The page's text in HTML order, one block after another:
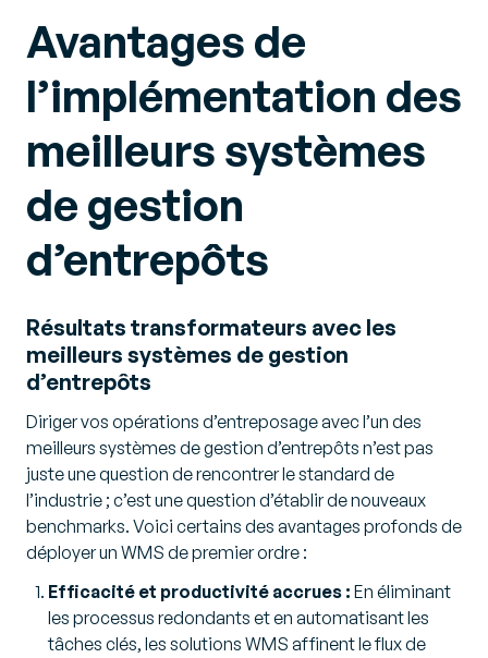
Avantages de
l’implémentation des
meilleurs systèmes
de gestion
d’entrepôts
Résultats transformateurs avec les
meilleurs systèmes de gestion
d’entrepôts
Diriger vos opérations d’entreposage avec l’un des
meilleurs systèmes de gestion d’entrepôts n’est pas
juste une question de rencontrer le standard de
l’industrie ; c’est une question d’établir de nouveaux
benchmarks. Voici certains des avantages profonds de
déployer un WMS de premier ordre :
Efficacité et productivité accrues : En éliminant
les processus redondants et en automatisant les
tâches clés, les solutions WMS affinent le flux de